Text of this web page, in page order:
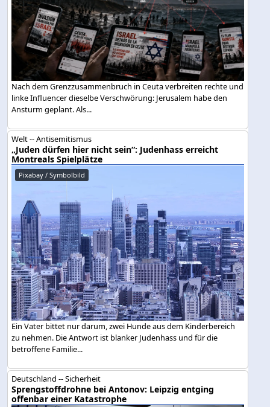
Nach dem Grenzzusammenbruch in Ceuta verbreiten rechte und
linke Influencer dieselbe Verschwörung: Jerusalem habe den
Ansturm geplant. Als...
Welt -- Antisemitismus
„Juden dürfen hier nicht sein“: Judenhass erreicht
Montreals Spielplätze
Pixabay / Symbolbild
Ein Vater bittet nur darum, zwei Hunde aus dem Kinderbereich
zu nehmen. Die Antwort ist blanker Judenhass und für die
betroffene Familie...
Deutschland -- Sicherheit
Sprengstoffdrohne bei Antonov: Leipzig entging
offenbar einer Katastrophe